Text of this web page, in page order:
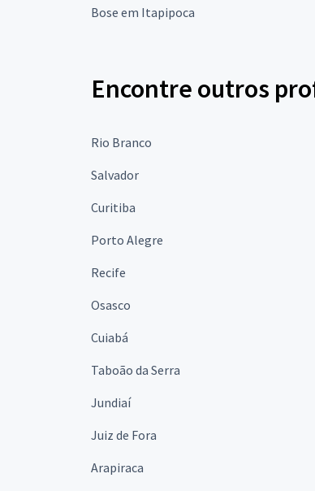
Bose em Itapipoca
Encontre outros
Rio Branco
Salvador
Curitiba
Porto Alegre
Recife
Osasco
Cuiabá
Taboão da Serra
Jundiaí
Juiz de Fora
Arapiraca